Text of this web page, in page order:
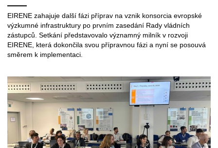
EIRENE zahajuje další fázi příprav na vznik konsorcia evropské
výzkumné infrastruktury po prvním zasedání Rady vládních
zástupců. Setkání představovalo významný milník v rozvoji
EIRENE, která dokončila svou přípravnou fázi a nyní se posouvá
směrem k implementaci.